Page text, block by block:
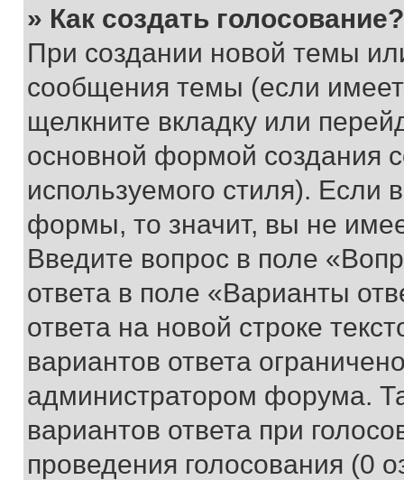
» Как создать голосование?
При создании новой темы
сообщения темы (если
щелкните вкладку или
основной формой создания
используемого стиля). Если
формы, то значит, вы не
Введите вопрос в поле
ответа в поле «Варианты
ответа на новой строке
вариантов ответа
администратором форума.
вариантов ответа при
проведения голосования (0